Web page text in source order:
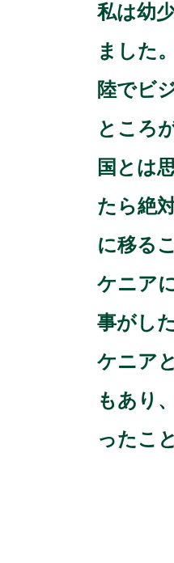
私は幼
ました
陸でビ
ところ
国とは
たら絶
に移る
ケニア
事がし
ケニア
もあり
ったこ